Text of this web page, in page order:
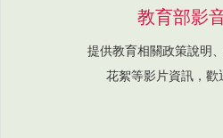
教育部影
提供教育相關政策說明
花絮等影片資訊，歡